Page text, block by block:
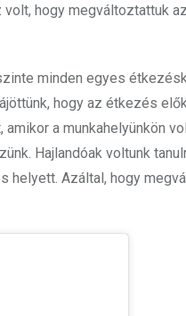
hogy megváltoztattuk
minden egyes
hogy az étkezés
a munkahelyünkön
Hajlandóak voltunk
Azáltal, hogy